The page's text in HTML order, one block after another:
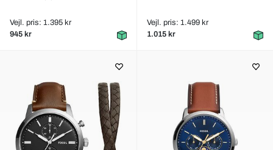
Vejl. pris: 1.395 kr
945 kr
Vejl. pris: 1.499 kr
1.015 kr